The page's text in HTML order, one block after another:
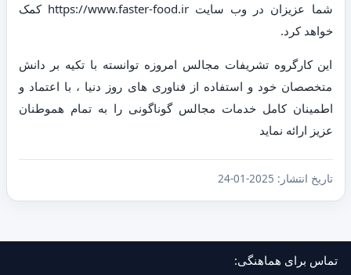
شما عزیزان در وب سایت https://www.faster-food.ir کمک
خواهد کرد.
این کارگروه تشریفات مجالس امروزه توانسته با تکیه بر دانش
متخصصان خود و استفاده از فناوری های روز دنیا ، با اعتماد و
اطمینان کامل خدمات مجالس گوناگونی را به تمام هموطنان
عزیز ارائه نماید
تاریخ انتشار: 2025-01-24
تماس برای هماهنگی: